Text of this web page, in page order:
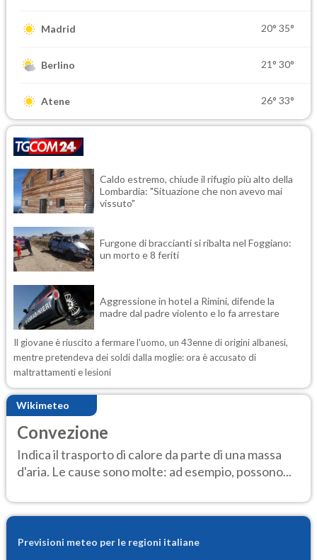
Madrid 20° 35°
Berlino 21° 30°
Atene 26° 33°
Caldo estremo, chiude il rifugio più alto della
Lombardia: "Situazione che non avevo mai
vissuto"
Furgone di braccianti si ribalta nel Foggiano:
un morto e 8 feriti
Aggressione in hotel a Rimini, difende la
madre dal padre violento e lo fa arrestare
Il giovane è riuscito a fermare l'uomo, un 43enne di origini albanesi,
mentre pretendeva dei soldi dalla moglie: ora è accusato di
maltrattamenti e lesioni
Wikimeteo
Convezione
Indica il trasporto di calore da parte di una massa
d'aria. Le cause sono molte: ad esempio, possono...
Previsioni meteo per le regioni italiane